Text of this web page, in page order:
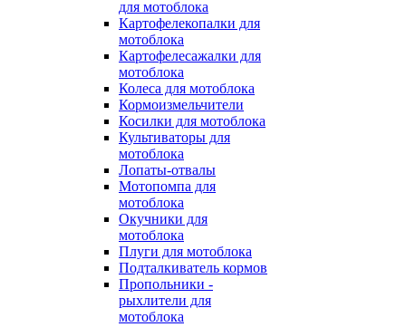
для мотоблока
Картофелекопалки для
мотоблока
Картофелесажалки для
мотоблока
Колеса для мотоблока
Кормоизмельчители
Косилки для мотоблока
Культиваторы для
мотоблока
Лопаты-отвалы
Мотопомпа для
мотоблока
Окучники для
мотоблока
Плуги для мотоблока
Подталкиватель кормов
Пропольники -
рыхлители для
мотоблока